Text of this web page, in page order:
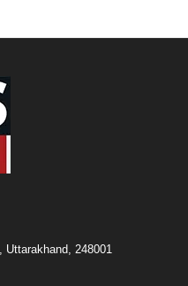
Uttarakhand, 248001